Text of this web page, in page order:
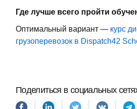
Где лучше всего пройти
Оптимальный вариант — курс
грузоперевозок в Dispatch42
Поделиться в социальных